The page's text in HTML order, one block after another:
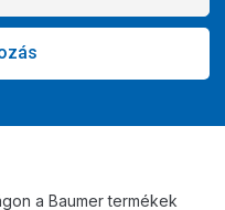
a Baumer termékek